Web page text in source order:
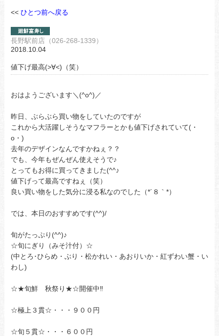
<< ひとつ前へ戻る
長野駅前店（026-268-1339）
2018.10.04
値下げ最高(>∀<)（笑）
おはようございます＼(^o^)／
昨日、ぶらぶら買い物をしていたのですが
これから大活躍しそうなマフラーとかも値下げされていて(・
o・)
去年のデザインなんですかねぇ？？
でも、今年もぜんぜん使えそうで♪
とってもお得に買ってきました(^^♪
値下げって最高ですねぇ（笑）
良い買い物をした気分に浸る私なのでした（*´８｀*）
では、本日のおすすめです(^^)/
旬がたっぷり(^^)♪
☆旬にぎり（みそ汁付）☆
(中とろ･ひらめ・ぶり・松かれい・あおりいか・紅ずわい蟹・い
わし)
☆★旬鮮 秋祭り★☆開催中‼
☆極上３貫☆・・・９００円
☆旬５貫☆・・・６００円